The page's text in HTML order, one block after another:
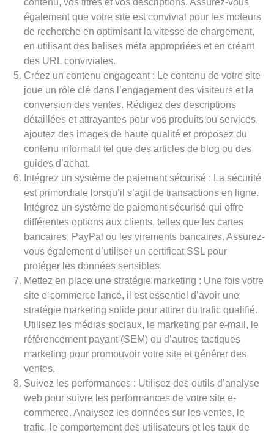
contenu, vos titres et vos descriptions. Assurez-vous
également que votre site est convivial pour les moteurs
de recherche en optimisant la vitesse de chargement,
en utilisant des balises méta appropriées et en créant
des URL conviviales.
Créez un contenu engageant : Le contenu de votre site
joue un rôle clé dans l’engagement des visiteurs et la
conversion des ventes. Rédigez des descriptions
détaillées et attrayantes pour vos produits ou services,
ajoutez des images de haute qualité et proposez du
contenu informatif tel que des articles de blog ou des
guides d’achat.
Intégrez un système de paiement sécurisé : La sécurité
est primordiale lorsqu’il s’agit de transactions en ligne.
Intégrez un système de paiement sécurisé qui offre
différentes options aux clients, telles que les cartes
bancaires, PayPal ou les virements bancaires. Assurez-
vous également d’utiliser un certificat SSL pour
protéger les données sensibles.
Mettez en place une stratégie marketing : Une fois votre
site e-commerce lancé, il est essentiel d’avoir une
stratégie marketing solide pour attirer du trafic qualifié.
Utilisez les médias sociaux, le marketing par e-mail, le
référencement payant (SEM) ou d’autres tactiques
marketing pour promouvoir votre site et générer des
ventes.
Suivez les performances : Utilisez des outils d’analyse
web pour suivre les performances de votre site e-
commerce. Analysez les données sur les ventes, le
trafic, le comportement des utilisateurs et les taux de